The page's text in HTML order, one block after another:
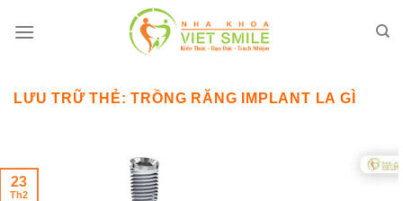
qua
LƯU TRỮ THẺ:TRỒNG RĂNG IMPLANT LA GÌ
23
Th2